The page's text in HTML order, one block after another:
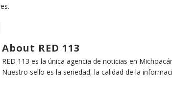
About RED 113
RED 113 es la única agencia de noticias en
Nuestro sello es la seriedad, la calidad de la